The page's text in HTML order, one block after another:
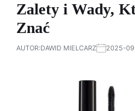
Zalety i Wady,
Znać
AUTOR:DAWID MIELCARZ 2025-